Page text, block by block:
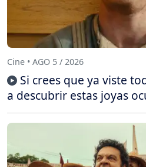
Cine • AGO 5 / 2026
Si crees que ya viste
a descubrir estas joyas